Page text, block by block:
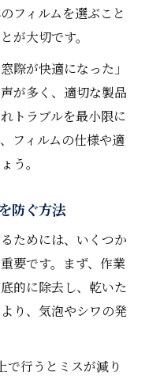
フィルムを選ぶこと
が大切です。
際が快適になった」
が多く、適切な製品
トラブルを最小限に
フィルムの仕様や適
う。
防ぐ方法
ためには、いくつか
要です。まず、作業
的に除去し、乾いた
り、気泡やシワの発
で行うとミスが減り